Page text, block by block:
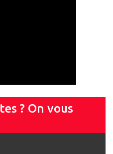
? On vous